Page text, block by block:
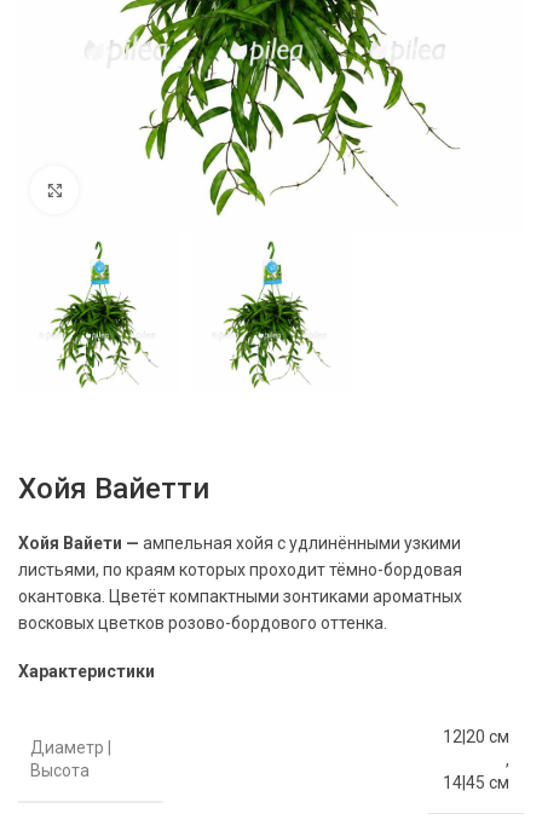
Нажмите, чтобы увеличить
Хойя Вайетти
Хойя Вайети — ампельная хойя с удлинёнными узкими
листьями, по краям которых проходит тёмно-бордовая
окантовка. Цветёт компактными зонтиками ароматных
восковых цветков розово-бордового оттенка.
Характеристики
Диаметр |
Высота
12|20 см
,
14|45 см